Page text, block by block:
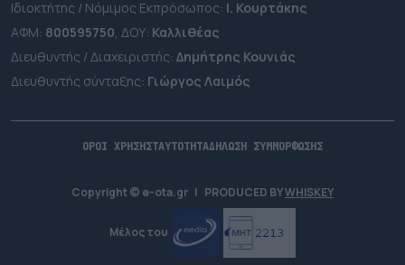
Ιδιοκτήτης / Νόμιμος Εκπρόσωπος: Ι. Κουρτάκης
ΑΦΜ: 800595750, ΔΟΥ: Καλλιθέας
Διευθυντής / Διαχειριστής: Δημήτρης Κουνιάς
Διευθυντής σύνταξης: Γιώργος Λαιμός
ΟΡΟΙ ΧΡΗΣΗΣΤΑΥΤΟΤΗΤΑΔΗΛΩΣΗ ΣΥΜΜΟΡΦΩΣΗΣ
Copyright © e-ota.gr | PRODUCED BYWHISKEY
Μέλος του